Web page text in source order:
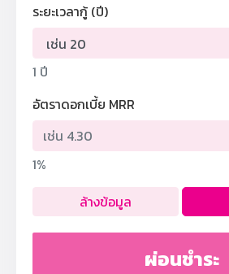
ระยะเวลากู้ (ปี)
1 ปี
อัตราดอกเบี้ย MRR
1%
ล้างข้อมูล
ผ่อนชำระ